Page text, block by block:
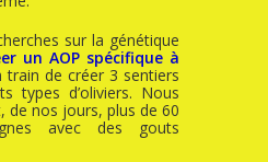
sur la génétique
un AOP spécifique à
de créer 3 sentiers
types d’oliviers. Nous
de nos jours, plus de 60
avec des gouts